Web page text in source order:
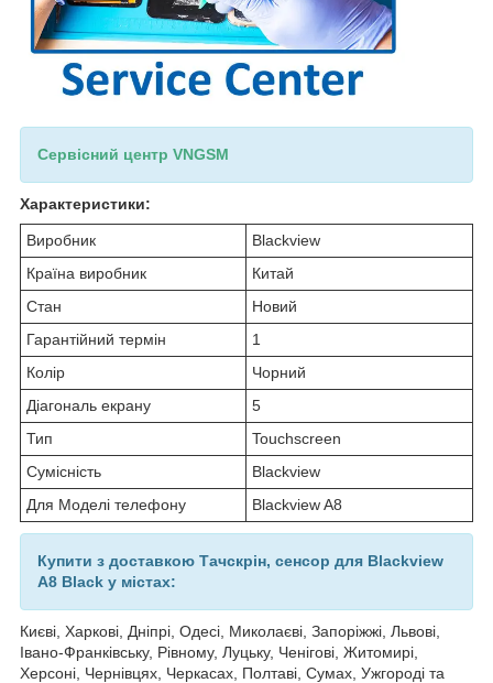
Сервісний центр VNGSM
Характеристики:
Виробник
Blackview
Країна виробник
Китай
Стан
Новий
Гарантійний термін
1
Колір
Чорний
Діагональ екрану
5
Тип
Touchscreen
Сумісність
Blackview
Для Моделі телефону
Blackview A8
Купити з доставкою Тачскрін, сенсор для Blackview
A8 Black у містах:
Києві, Харкові, Дніпрі, Одесі, Миколаєві, Запоріжжі, Львові,
Івано-Франківську, Рівному, Луцьку, Ченігові, Житомирі,
Херсоні, Чернівцях, Черкасах, Полтаві, Сумах, Ужгороді та